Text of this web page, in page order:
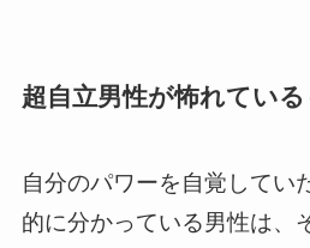
超自立男性が怖れてい
自分のパワーを自覚してい
的に分かっている男性は、